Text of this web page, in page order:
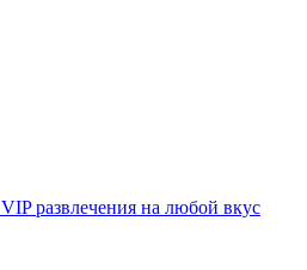
VIP развлечения на любой вкус